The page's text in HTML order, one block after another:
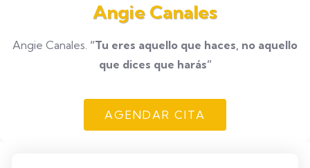
Angie Canales
Angie Canales. “Tu eres aquello que haces, no aquello
que dices que harás”
AGENDAR CITA